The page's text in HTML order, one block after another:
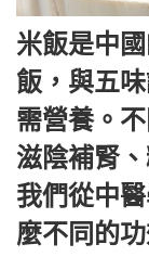
米飯是中
飯，與五
需營養。
滋陰補腎
我們從中
麼不同的功